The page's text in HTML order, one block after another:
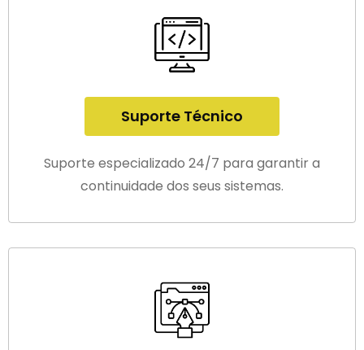
Suporte Técnico
Suporte especializado 24/7 para garantir a
continuidade dos seus sistemas.